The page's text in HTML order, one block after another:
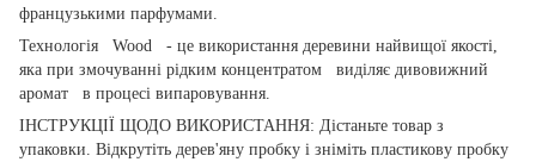
французькими парфумами.
Технологія Wood - це використання деревини найвищої якості,
яка при змочуванні рідким концентратом виділяє дивовижний
аромат в процесі випаровування.
ІНСТРУКЦІЇ ЩОДО ВИКОРИСТАННЯ: Дістаньте товар з
упаковки. Відкрутіть дерев'яну пробку і зніміть пластикову пробку